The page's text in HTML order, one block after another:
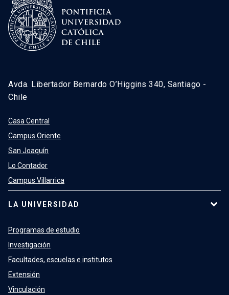
Avda. Libertador Bernardo O’Higgins 340, Santiago -
Chile
Casa Central
Campus Oriente
San Joaquín
Lo Contador
Campus Villarrica
LA UNIVERSIDAD
Programas de estudio
Investigación
Facultades, escuelas e institutos
Extensión
Vinculación